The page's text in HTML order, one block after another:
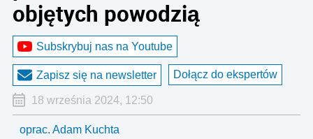
objętych powodzią
Subskrybuj nas na Youtube
Zapisz się na newsletter Dołącz do ekspertów
18 września 2024, 12:50
oprac. Adam Kuchta